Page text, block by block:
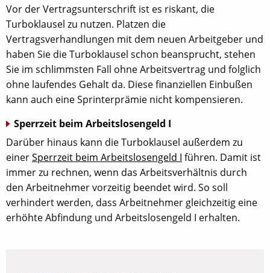
Vor der Vertragsunterschrift ist es riskant, die
Turboklausel zu nutzen. Platzen die
Vertragsverhandlungen mit dem neuen Arbeitgeber und
haben Sie die Turboklausel schon beansprucht, stehen
Sie im schlimmsten Fall ohne Arbeitsvertrag und folglich
ohne laufendes Gehalt da. Diese finanziellen Einbußen
kann auch eine Sprinterprämie nicht kompensieren.
Sperrzeit beim Arbeitslosengeld I
Darüber hinaus kann die Turboklausel außerdem zu
einerSperrzeit beim Arbeitslosengeld I führen. Damit ist
immer zu rechnen, wenn das Arbeitsverhältnis durch
den Arbeitnehmer vorzeitig beendet wird. So soll
verhindert werden, dass Arbeitnehmer gleichzeitig eine
erhöhte Abfindung und Arbeitslosengeld I erhalten.